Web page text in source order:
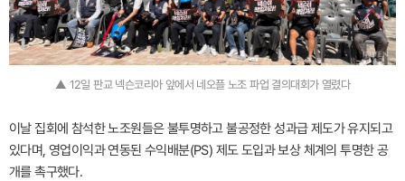
▲ 12일 판교 넥슨코리아 앞에서 네오플 노조 파업 결의대회가 열렸다
이날 집회에 참석한 노조원들은 불투명하고 불공정한 성과급 제도가 유지되고
있다며, 영업이익과 연동된 수익배분(PS) 제도 도입과 보상 체계의 투명한 공
개를 촉구했다.